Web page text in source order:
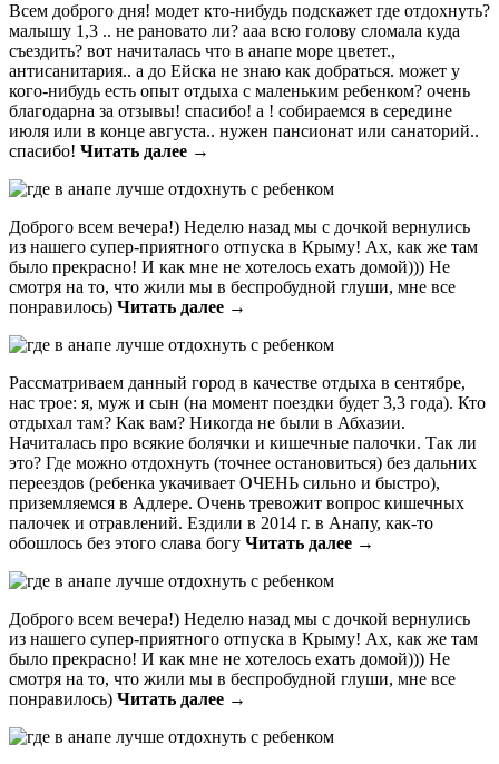
Всем доброго дня! модет кто-нибудь подскажет где отдохнуть?
малышу 1,3 .. не рановато ли? ааа всю голову сломала куда
съездить? вот начиталась что в анапе море цветет.,
антисанитария.. а до Ейска не знаю как добраться. может у
кого-нибудь есть опыт отдыха с маленьким ребенком? очень
благодарна за отзывы! спасибо! а ! собираемся в середине
июля или в конце августа.. нужен пансионат или санаторий..
спасибо! Читать далее →
Доброго всем вечера!) Неделю назад мы с дочкой вернулись
из нашего супер-приятного отпуска в Крыму! Ах, как же там
было прекрасно! И как мне не хотелось ехать домой))) Не
смотря на то, что жили мы в беспробудной глуши, мне все
понравилось) Читать далее →
Рассматриваем данный город в качестве отдыха в сентябре,
нас трое: я, муж и сын (на момент поездки будет 3,3 года). Кто
отдыхал там? Как вам? Никогда не были в Абхазии.
Начиталась про всякие болячки и кишечные палочки. Так ли
это? Где можно отдохнуть (точнее остановиться) без дальних
переездов (ребенка укачивает ОЧЕНЬ сильно и быстро),
приземляемся в Адлере. Очень тревожит вопрос кишечных
палочек и отравлений. Ездили в 2014 г. в Анапу, как-то
обошлось без этого слава богу Читать далее →
Доброго всем вечера!) Неделю назад мы с дочкой вернулись
из нашего супер-приятного отпуска в Крыму! Ах, как же там
было прекрасно! И как мне не хотелось ехать домой))) Не
смотря на то, что жили мы в беспробудной глуши, мне все
понравилось) Читать далее →